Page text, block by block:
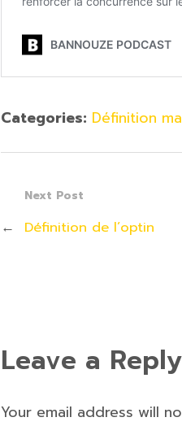
Categories: Définition
Next Post
← Définition de l’optin
Leave a Reply
Your email address will